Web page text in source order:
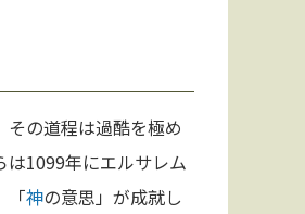
の道程は過酷を極め
1099年にエルサレム
「神の意思」が成就し